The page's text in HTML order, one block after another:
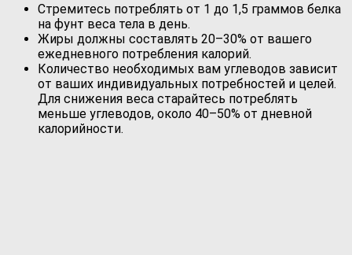
Стремитесь потреблять от 1 до 1,5 граммов белка
на фунт веса тела в день.
Жиры должны составлять 20–30% от вашего
ежедневного потребления калорий.
Количество необходимых вам углеводов зависит
от ваших индивидуальных потребностей и целей.
Для снижения веса старайтесь потреблять
меньше углеводов, около 40–50% от дневной
калорийности.